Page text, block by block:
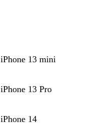
iPhone 13 mini
iPhone 13 Pro
iPhone 14